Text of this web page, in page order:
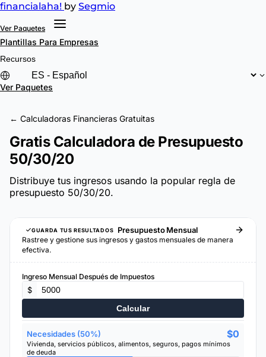
financialaha! by Segmio
Ver Paquetes
Plantillas Para Empresas
Recursos
Ver Paquetes
← Calculadoras Financieras Gratuitas
Gratis Calculadora de Presupuesto
50/30/20
Distribuye tus ingresos usando la popular regla de
presupuesto 50/30/20.
GUARDA TUS RESULTADOS Presupuesto Mensual
Rastree y gestione sus ingresos y gastos mensuales de manera
efectiva.
Ingreso Mensual Después de Impuestos
$
Calcular
Necesidades (50%) $0
Vivienda, servicios públicos, alimentos, seguros, pagos mínimos
de deuda